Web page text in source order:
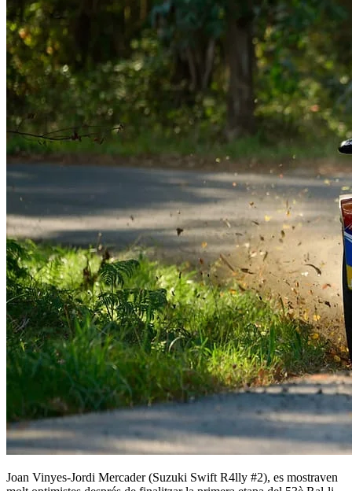
Joan Vinyes-Jordi Mercader (Suzuki Swift R4lly #2), es mostraven